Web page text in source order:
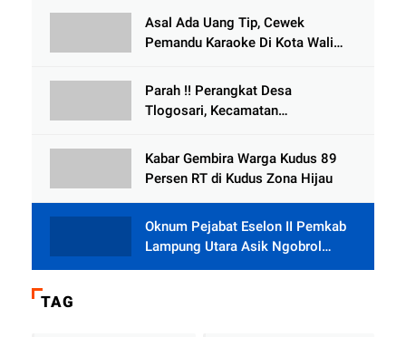
Tlogowungu, di Duga
Selewengkan Bantuan Mushola
Asal Ada Uang Tip, Cewek
Pemandu Karaoke Di Kota Wali
Parah !! Perangkat Desa
Tlogosari, Kecamatan
Rumah dari BAZNAS
Kabar Gembira Warga Kudus 89
Persen RT di Kudus Zona Hijau
Oknum Pejabat Eselon II Pemkab
Lampung Utara Asik Ngobrol
Dengan Teman Kencan Wanitanya
TAG